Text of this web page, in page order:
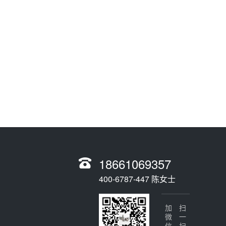
18661069357
400-6787-447 陈女士
扫一扫
加微信